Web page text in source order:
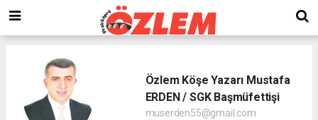
Özlem Köşe Yazarı Mustafa
ERDEN / SGK Başmüfettişi
muserden55@gmail.com